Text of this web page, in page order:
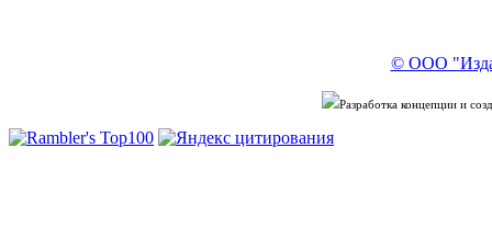
© ООО
Разработка концепции и